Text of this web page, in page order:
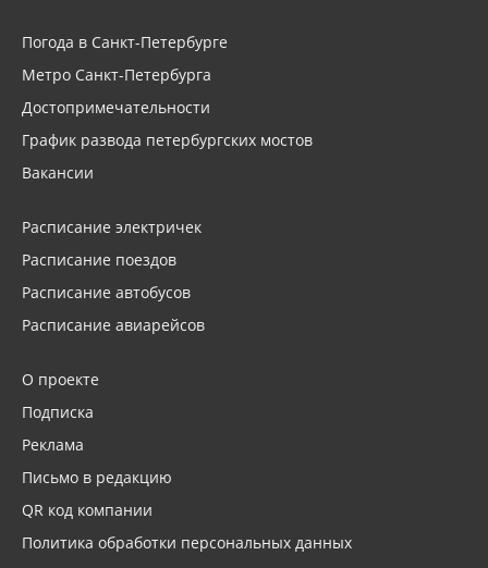
Погода в Санкт-Петербурге
Метро Санкт-Петербурга
Достопримечательности
График развода петербургских мостов
Вакансии
Расписание электричек
Расписание поездов
Расписание автобусов
Расписание авиарейсов
О проекте
Подписка
Реклама
Письмо в редакцию
QR код компании
Политика обработки персональных данных